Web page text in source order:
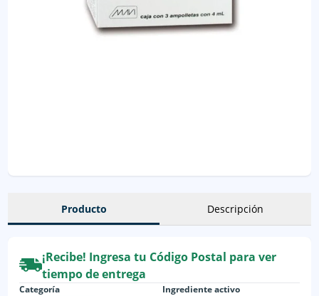
Producto Descripción
¡Recibe! Ingresa tu Código Postal para ver
tiempo de entrega
Categoría Ingrediente activo